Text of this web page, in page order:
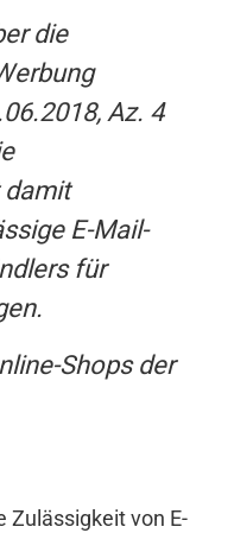
die
Az. 4
damit
E-Mail-
für
Shops der
Zulässigkeit von E-